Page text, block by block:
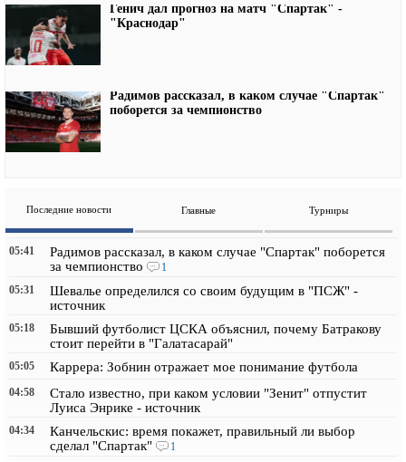
Генич дал прогноз на матч "Спартак" -
"Краснодар"
Радимов рассказал, в каком случае "Спартак"
поборется за чемпионство
Последние новости Главные Турниры
05:41
Радимов рассказал, в каком случае "Спартак" поборется
за чемпионство
1
05:31
Шевалье определился со своим будущим в "ПСЖ" -
источник
05:18
Бывший футболист ЦСКА объяснил, почему Батракову
стоит перейти в "Галатасарай"
05:05 Каррера: Зобнин отражает мое понимание футбола
04:58
Стало известно, при каком условии "Зенит" отпустит
Луиса Энрике - источник
04:34
Канчельскис: время покажет, правильный ли выбор
сделал "Спартак"
1